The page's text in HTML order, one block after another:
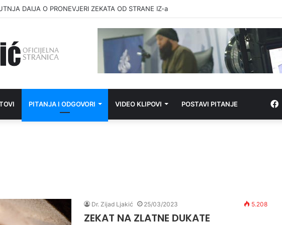
DAIJA O PRONEVJERI ZEKATA OD STRANE IZ-a
PITANJA I ODGOVORI VIDEO KLIPOVI POSTAVI PITANJE
Dr. Zijad Ljakić 25/03/2023 5.208
ZEKAT NA ZLATNE DUKATE